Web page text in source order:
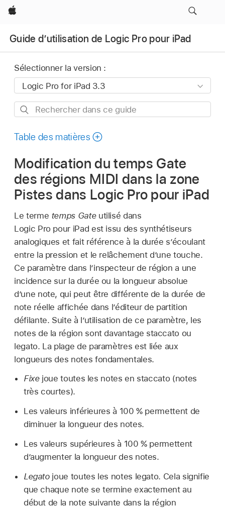
Apple
Guide d’utilisation de Logic Pro pour iPad
Sélectionner la version :
Rechercher
ce
Table des matières
Modification du temps Gate
des régions MIDI dans la zone
Pistes dans Logic Pro pour iPad
Le terme temps Gateutilisé dans
Logic Pro pour iPad est issu des synthétiseurs
analogiques et fait référence à la durée s’écoulant
entre la pression et le relâchement d’une touche.
Ce paramètre dans l’inspecteur de région a une
incidence sur la durée ou la longueur absolue
d’une note, qui peut être différente de la durée de
note réelle affichée dans l’éditeur de partition
défilante. Suite à l’utilisation de ce paramètre, les
notes de la région sont davantage staccato ou
legato. La plage de paramètres est liée aux
longueurs des notes fondamentales.
Fixejoue toutes les notes en staccato (notes
très courtes).
Les valeurs inférieures à 100 % permettent de
diminuer la longueur des notes.
Les valeurs supérieures à 100 % permettent
d’augmenter la longueur des notes.
Legatojoue toutes les notes legato. Cela signifie
que chaque note se termine exactement au
début de la note suivante dans la région